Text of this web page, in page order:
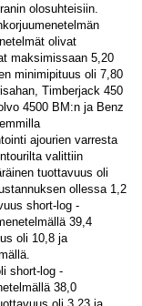
olosuhteisiin.
olivat
maksimissaan 5,20
minimipituus oli 7,80
Timberjack 450
4500 BM:n ja Benz
ajourien varresta
valittiin
tuottavuus oli
ollessa 1,2
short-log -
39,4
oli 10,8 ja
short-log -
38,0